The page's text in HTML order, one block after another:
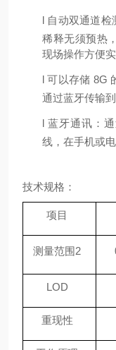
l 自动双通道检
稀释无须预热
现场操作方便实
l可以存储 8G
通过蓝牙传输
l 蓝牙通讯：
线，在手机或
技术规格：
项目
测量范围 2
LOD
重现性